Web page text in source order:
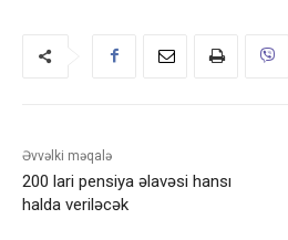
Əvvəlki məqalə
200 lari pensiya əlavəsi hansı
halda veriləcək